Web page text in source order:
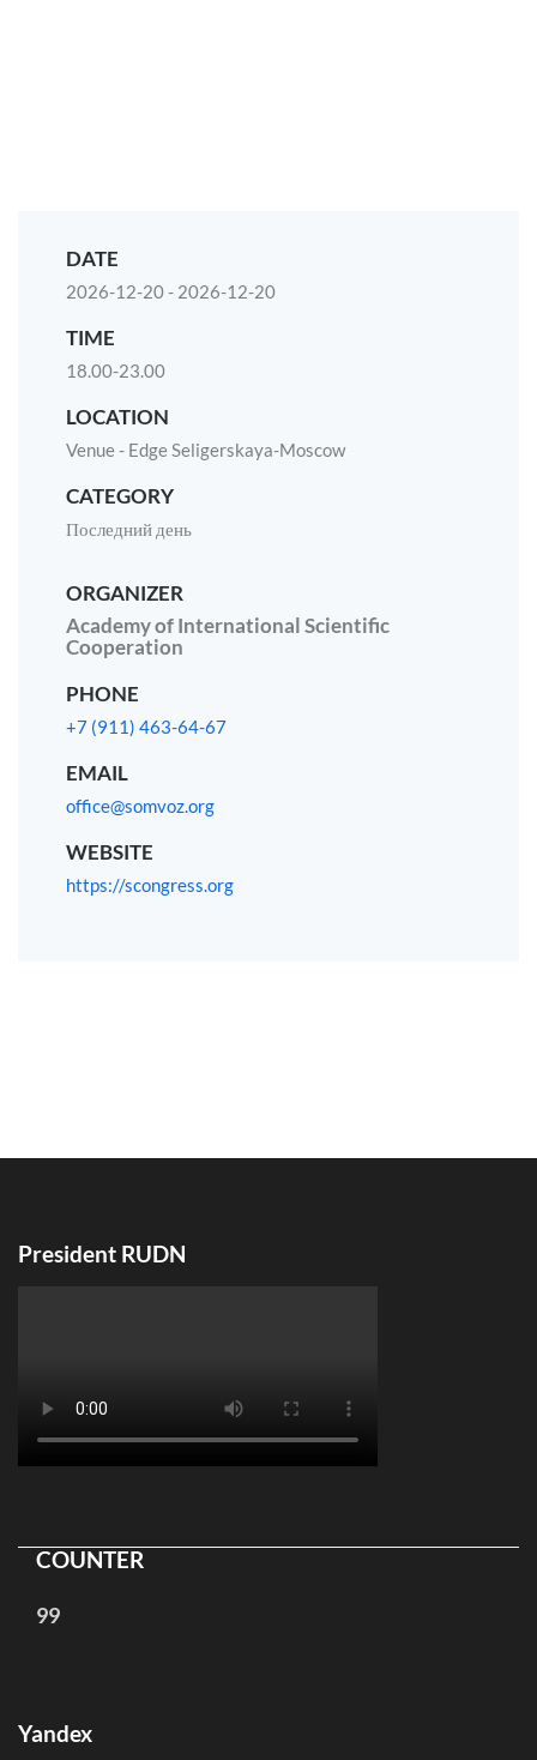
DATE
2026-12-20 - 2026-12-20
TIME
18.00-23.00
LOCATION
Venue - Edge Seligerskaya-Moscow
CATEGORY
Последний день
ORGANIZER
Academy of International Scientific
Cooperation
PHONE
+7 (911) 463-64-67
EMAIL
office@somvoz.org
WEBSITE
https://scongress.org
President RUDN
99
COUNTER
Yandex